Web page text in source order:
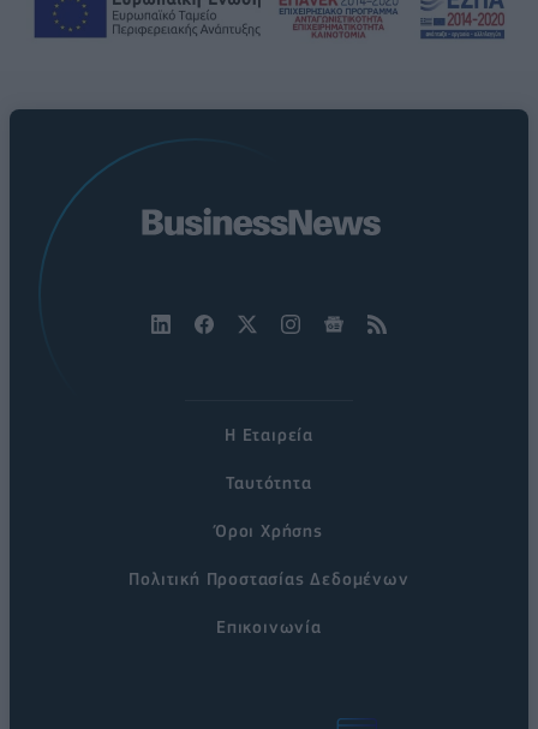
Η Εταιρεία
Ταυτότητα
Όροι Χρήσης
Πολιτική Προστασίας Δεδομένων
Επικοινωνία